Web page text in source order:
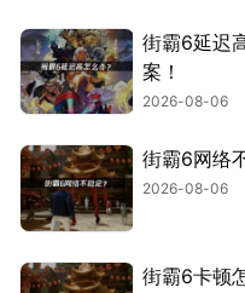
街霸6延迟
案！
2026-08-06
街霸6网络
2026-08-06
街霸6卡顿